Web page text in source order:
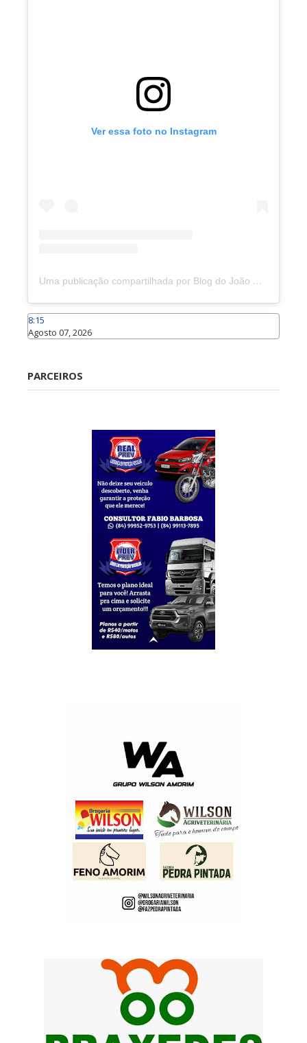
Ver essa foto no Instagram
Uma publicação compartilhada por Blog do João Marcolino (@joaomarcolinoneto)
8:15
Agosto 07, 2026
PARCEIROS